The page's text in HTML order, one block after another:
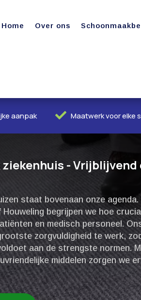
Home Over ons
aanpak  Maatwerk voor elke
-
staat bovenaan onze agenda.​
begrijpen we hoe
en medisch personeel.​
zorgvuldigheid te werk,
aan de strengste normen.​
middelen zorgen we